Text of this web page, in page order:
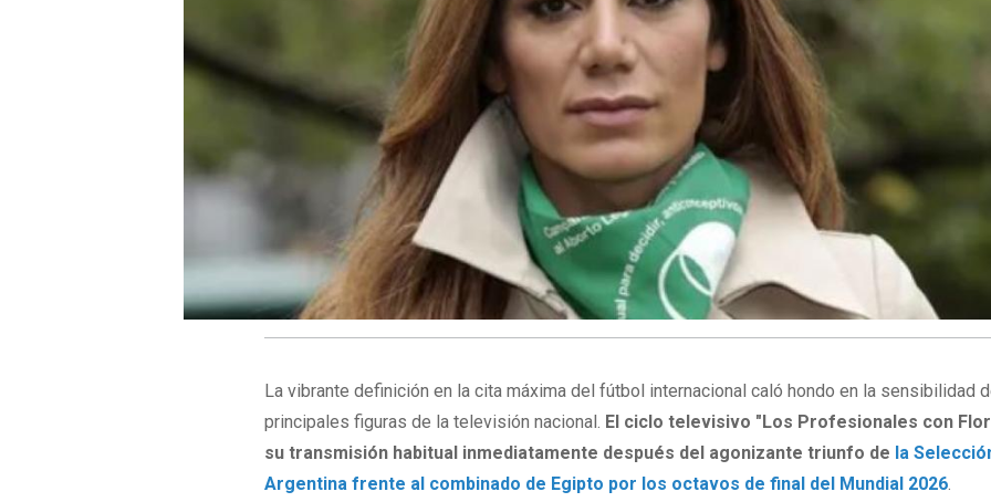
La vibrante definición en la cita máxima del fútbol internacional caló hondo en la sensibilidad
principales figuras de la televisión nacional. El ciclo televisivo "Los Profesionales con
su transmisión habitual inmediatamente después del agonizante triunfo de la
Argentina frente al combinado de Egipto por los octavos de final del Mundial 2026.